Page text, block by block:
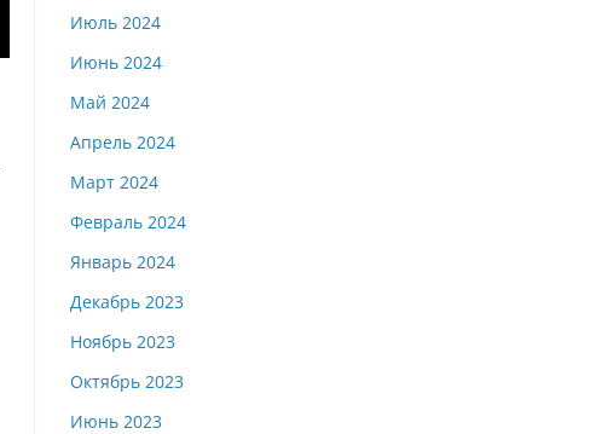
Июль 2024
Июнь 2024
Май 2024
Апрель 2024
Март 2024
Февраль 2024
Январь 2024
Декабрь 2023
Ноябрь 2023
Октябрь 2023
Июнь 2023